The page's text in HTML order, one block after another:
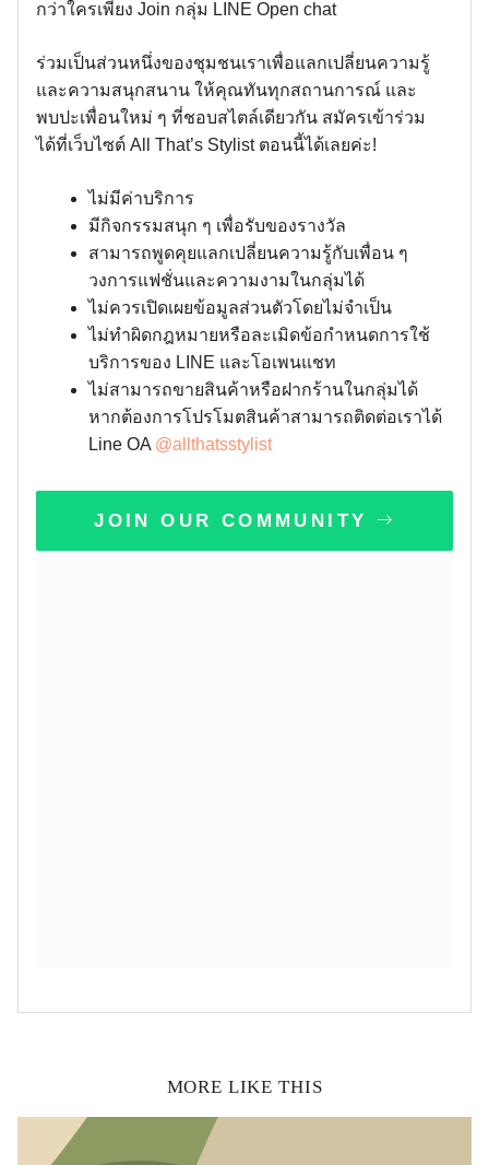
กว่าใครเพียง Join กลุ่ม LINE Open chat
ร่วมเป็นส่วนหนึ่งของชุมชนเราเพื่อแลกเปลี่ยนความรู้
และความสนุกสนาน ให้คุณทันทุกสถานการณ์ และ
พบปะเพื่อนใหม่ ๆ ที่ชอบสไตล์เดียวกัน สมัครเข้าร่วม
ได้ที่เว็บไซต์ All That’s Stylist ตอนนี้ได้เลยค่ะ!
ไม่มีค่าบริการ
มีกิจกรรมสนุก ๆ เพื่อรับของรางวัล
สามารถพูดคุยแลกเปลี่ยนความรู้กับเพื่อน ๆ
วงการแฟชั่นและความงามในกลุ่มได้
ไม่ควรเปิดเผยข้อมูลส่วนตัวโดยไม่จำเป็น
ไม่ทำผิดกฎหมายหรือละเมิดข้อกำหนดการใช้
บริการของ LINE และโอเพนแชท
ไม่สามารถขายสินค้าหรือฝากร้านในกลุ่มได้
หากต้องการโปรโมตสินค้าสามารถติดต่อเราได้
Line OA @allthatsstylist
JOIN OUR COMMUNITY
MORE LIKE THIS